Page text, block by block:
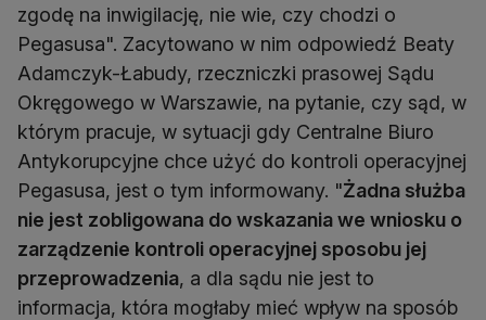
zgodę na inwigilację, nie wie, czy chodzi o
Pegasusa". Zacytowano w nim odpowiedź Beaty
Adamczyk-Łabudy, rzeczniczki prasowej Sądu
Okręgowego w Warszawie, na pytanie, czy sąd, w
którym pracuje, w sytuacji gdy Centralne Biuro
Antykorupcyjne chce użyć do kontroli operacyjnej
Pegasusa, jest o tym informowany. "Żadna służba
nie jest zobligowana do wskazania we wniosku o
zarządzenie kontroli operacyjnej sposobu jej
przeprowadzenia, a dla sądu nie jest to
informacja, która mogłaby mieć wpływ na sposób